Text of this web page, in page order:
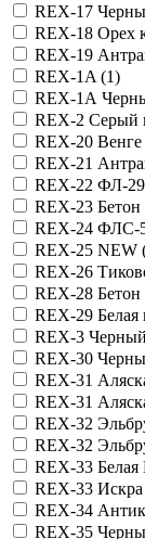
REX-17
REX-18 Орех
REX-19
REX-1A (1)
REX-1А
REX-2 Серый
REX-20 Венге
REX-21
REX-22 ФЛ-
REX-23
REX-24 ФЛС-
REX-25 NEW
REX-26
REX-28
REX-29 Белая
REX-3
REX-30
REX-31
REX-31
REX-32
REX-32
REX-33
REX-33 Искра
REX-34 Антик
REX-35